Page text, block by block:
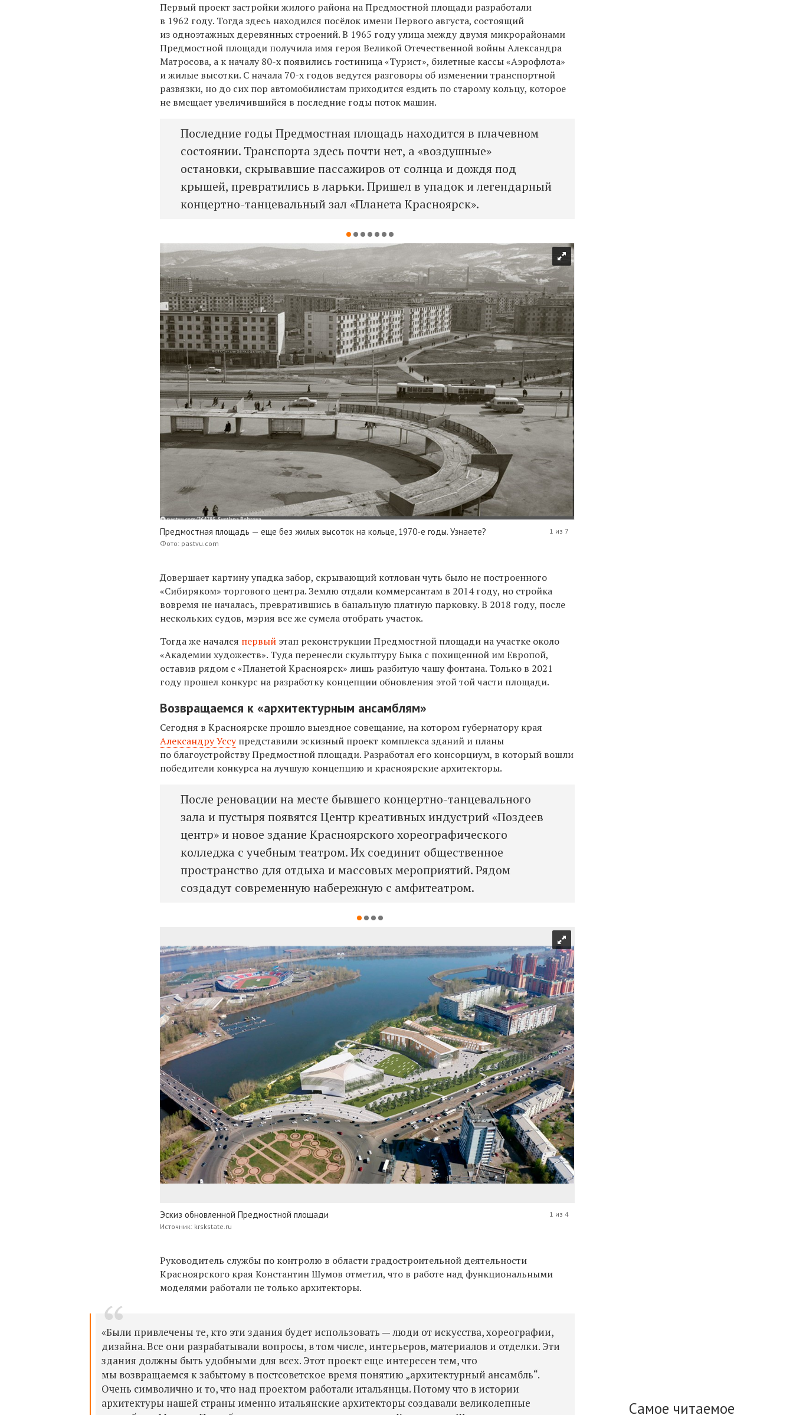
Первый проект застройки жилого района на Предмостной площади разработали
в 1962 году. Тогда здесь находился посёлок имени Первого августа, состоящий
из одноэтажных деревянных строений. В 1965 году улица между двумя микрорайонами
Предмостной площади получила имя героя Великой Отечественной войны Александра
Матросова, а к началу 80-х появились гостиница «Турист», билетные кассы «Аэрофлота»
и жилые высотки. С начала 70-х годов ведутся разговоры об изменении транспортной
развязки, но до сих пор автомобилистам приходится ездить по старому кольцу, которое
не вмещает увеличившийся в последние годы поток машин.
Последние годы Предмостная площадь находится в плачевном
состоянии. Транспорта здесь почти нет, а «воздушные»
остановки, скрывавшие пассажиров от солнца и дождя под
крышей, превратились в ларьки. Пришел в упадок и легендарный
концертно-танцевальный зал «Планета Красноярск».
Предмостная площадь — еще без жилых высоток на кольце, 1970-е годы. Узнаете?
Фото: pastvu.com
1 из 7
Довершает картину упадка забор, скрывающий котлован чуть было не построенного
«Сибиряком» торгового центра. Землю отдали коммерсантам в 2014 году, но стройка
вовремя не началась, превратившись в банальную платную парковку. В 2018 году, после
нескольких судов, мэрия все же сумела отобрать участок.
Тогда же начался первый этап реконструкции Предмостной площади на участке около
«Академии художеств». Туда перенесли скульптуру Быка с похищенной им Европой,
оставив рядом с «Планетой Красноярск» лишь разбитую чашу фонтана. Только в 2021
году прошел конкурс на разработку концепции обновления этой той части площади.
Возвращаемся к «архитектурным ансамблям»
Сегодня в Красноярске прошло выездное совещание, на котором губернатору края
Александру Уссупредставили эскизный проект комплекса зданий и планы
по благоустройству Предмостной площади. Разработал его консорциум, в который вошли
победители конкурса на лучшую концепцию и красноярские архитекторы.
После реновации на месте бывшего концертно-танцевального
зала и пустыря появятся Центр креативных индустрий «Поздеев
центр» и новое здание Красноярского хореографического
колледжа с учебным театром. Их соединит общественное
пространство для отдыха и массовых мероприятий. Рядом
создадут современную набережную с амфитеатром.
Эскиз обновленной Предмостной площади
Источник: krskstate.ru
1 из 4
Руководитель службы по контролю в области градостроительной деятельности
Красноярского края Константин Шумов отметил, что в работе над функциональными
моделями работали не только архитекторы.
«Были привлечены те, кто эти здания будет использовать — люди от искусства, хореографии,
дизайна. Все они разрабатывали вопросы, в том числе, интерьеров, материалов и отделки. Эти
здания должны быть удобными для всех. Этот проект еще интересен тем, что
мы возвращаемся к забытому в постсоветское время понятию „архитектурный ансамбль“.
Очень символично и то, что над проектом работали итальянцы. Потому что в истории
архитектуры нашей страны именно итальянские архитекторы создавали великолепные
Самое читаемое